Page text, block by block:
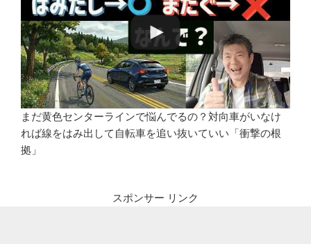
まだ黄色センターラインで悩んでるの？対向車がいなけ
れば線をはみ出して自転車を追い抜いていい「衝撃の根
拠」
スポンサー リンク